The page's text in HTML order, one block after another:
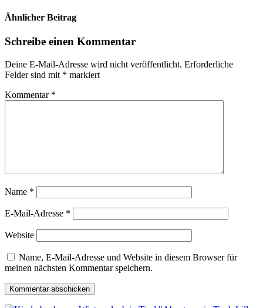
Ähnlicher Beitrag
Schreibe einen Kommentar
Deine E-Mail-Adresse wird nicht veröffentlicht. Erforderliche
Felder sind mit * markiert
Kommentar *
Name *
E-Mail-Adresse *
Website
Name, E-Mail-Adresse und Website in diesem Browser für
meinen nächsten Kommentar speichern.